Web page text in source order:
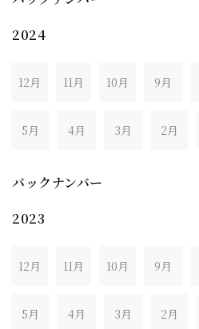
2024
12月 11月 10月 9月
5月 4月 3月 2月
バックナンバー
2023
12月 11月 10月 9月
5月 4月 3月 2月